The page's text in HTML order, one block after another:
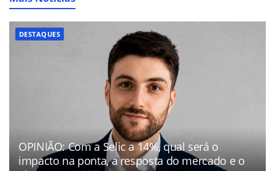
DESTAQUES
OPINIÃO: Com a Selic a 14%, qual será o
impacto na ponta, a resposta do mercado e o